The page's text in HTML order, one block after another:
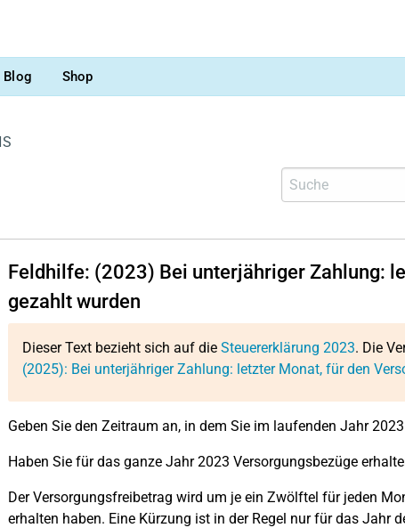
Blog Shop
Feldhilfe: (2023) Bei unterjähriger Zahlung:
gezahlt wurden
Dieser Text bezieht sich auf die Steuererklärung 2023. Die
(2025): Bei unterjähriger Zahlung: letzter Monat, für den
Geben Sie den Zeitraum an, in dem Sie im laufenden Jahr
Haben Sie für das ganze Jahr 2023 Versorgungsbezüge
Der Versorgungsfreibetrag wird um je ein Zwölftel für jeden
erhalten haben. Eine Kürzung ist in der Regel nur für das Jahr